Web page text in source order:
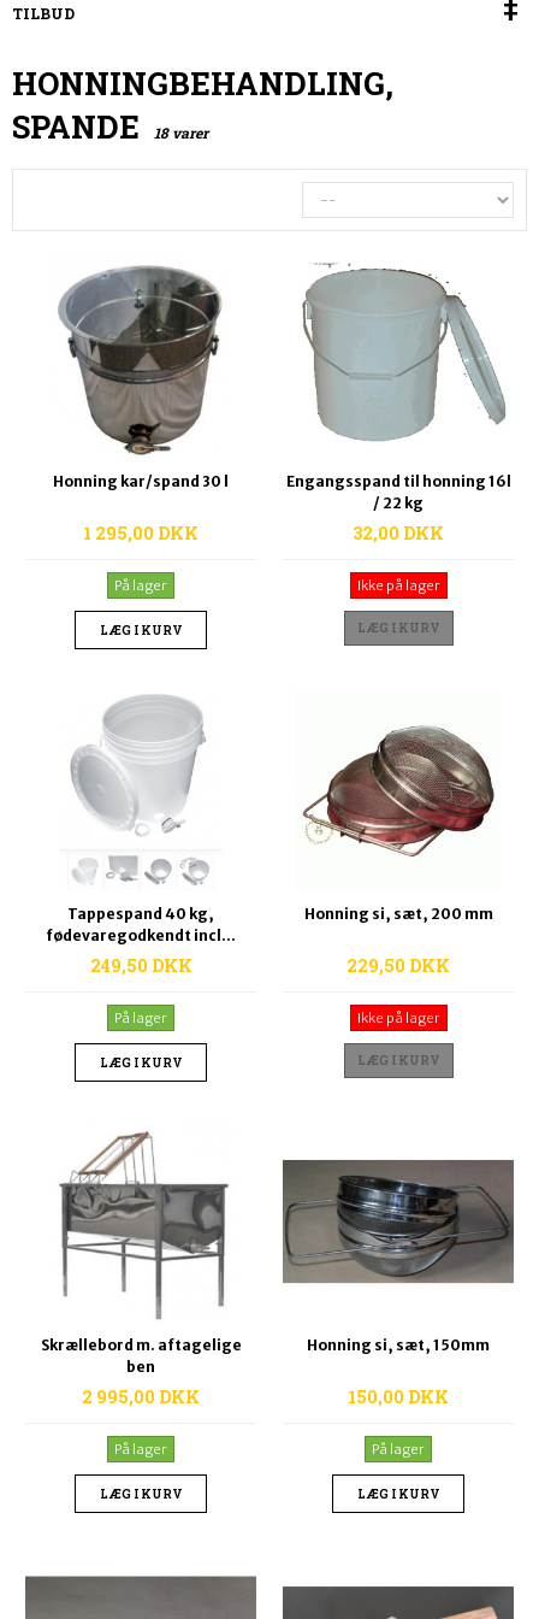
TILBUD
HONNINGBEHANDLING,
SPANDE
18 varer
Honning kar/spand 30 l
1 295,00 DKK
På lager
LÆG I KURV
Engangsspand til honning 16l
/ 22 kg
32,00 DKK
Ikke på lager
LÆG I KURV
Tappespand 40 kg,
fødevaregodkendt incl...
249,50 DKK
På lager
LÆG I KURV
Honning si, sæt, 200 mm
229,50 DKK
Ikke på lager
LÆG I KURV
Skrællebord m. aftagelige
ben
2 995,00 DKK
På lager
LÆG I KURV
Honning si, sæt, 150mm
150,00 DKK
På lager
LÆG I KURV